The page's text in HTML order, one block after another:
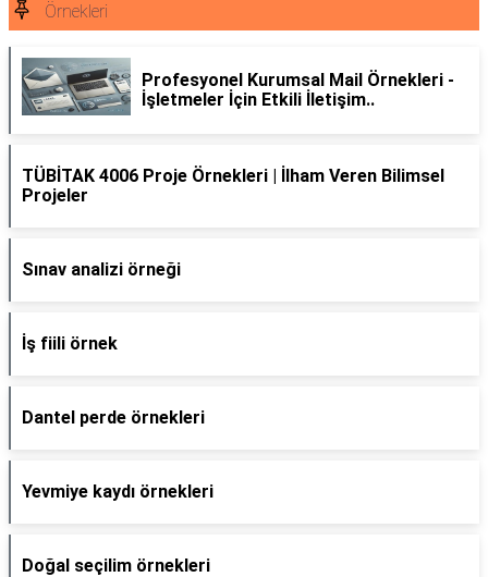
Örnekleri
Profesyonel Kurumsal Mail Örnekleri -
İşletmeler İçin Etkili İletişim..
TÜBİTAK 4006 Proje Örnekleri | İlham Veren Bilimsel
Projeler
Sınav analizi örneği
İş fiili örnek
Dantel perde örnekleri
Yevmiye kaydı örnekleri
Doğal seçilim örnekleri